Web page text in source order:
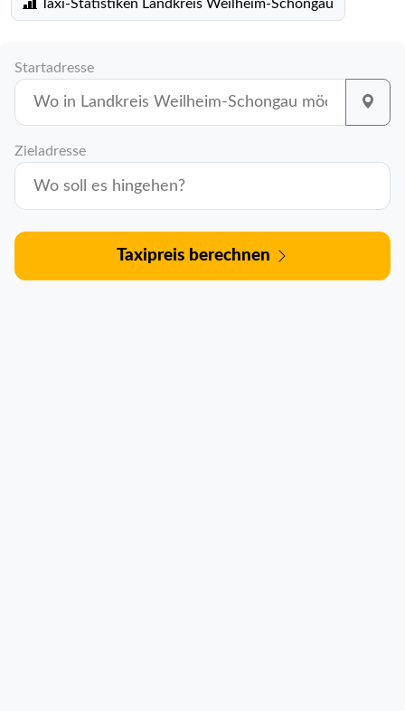
Taxi-Statistiken Landkreis Weilheim-Schongau
Startadresse
Zieladresse
Taxipreis berechnen